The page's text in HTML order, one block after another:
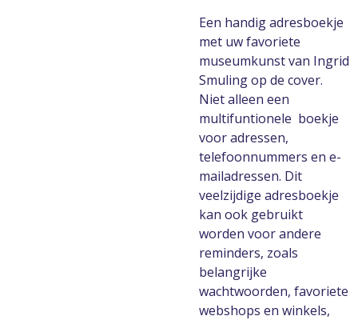
Een handig adresboekje
met uw favoriete
museumkunst van Ingrid
Smuling op de cover.
Niet alleen een
multifuntionele boekje
voor adressen,
telefoonnummers en e-
mailadressen. Dit
veelzijdige adresboekje
kan ook gebruikt
worden voor andere
reminders, zoals
belangrijke
wachtwoorden, favoriete
webshops en winkels,